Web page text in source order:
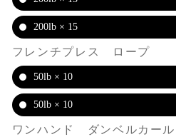
200lb × 15
フレンチプレス ロープ
50lb × 10
50lb × 10
ワンハンド ダンベルカール